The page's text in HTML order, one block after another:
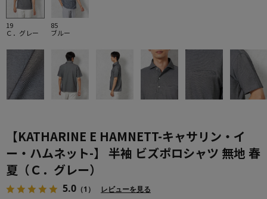
19
Ｃ．グレー
85
ブルー
【KATHARINE E HAMNETT-キャサリン・イ
ー・ハムネット-】 半袖 ビズポロシャツ 無地 春
夏（Ｃ．グレー）
5.0 （1） レビューを見る